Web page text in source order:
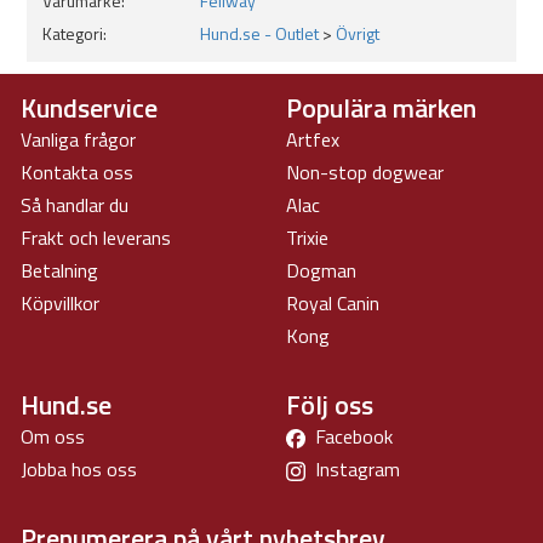
Här köper du nya refiller.
Kategori:
Hund.se - Outlet> Övrigt
Kundservice
Vanliga frågor
Kontakta oss
Så handlar du
Frakt och leverans
Betalning
Köpvillkor
Populära märken
Artfex
Non-stop dogwear
Alac
Trixie
Dogman
Royal Canin
Kong
Hund.se
Om oss
Jobba hos oss
Följ oss
Facebook
Instagram